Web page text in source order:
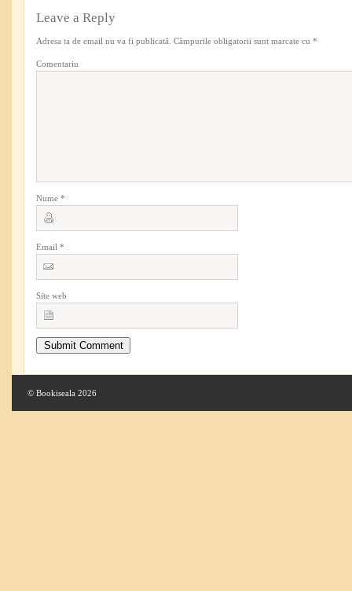
Leave a Reply
Adresa ta de email nu va fi publicată. Câmpurile obligatorii sunt marcate cu *
Comentariu
Nume *
Email *
Site web
© Bookiseala 2026